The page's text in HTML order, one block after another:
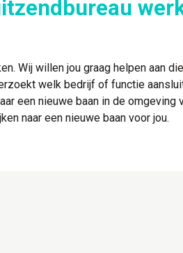
Wij willen jou graag helpen aan
welk bedrijf of functie
een nieuwe baan in de omgeving
naar een nieuwe baan voor jou.